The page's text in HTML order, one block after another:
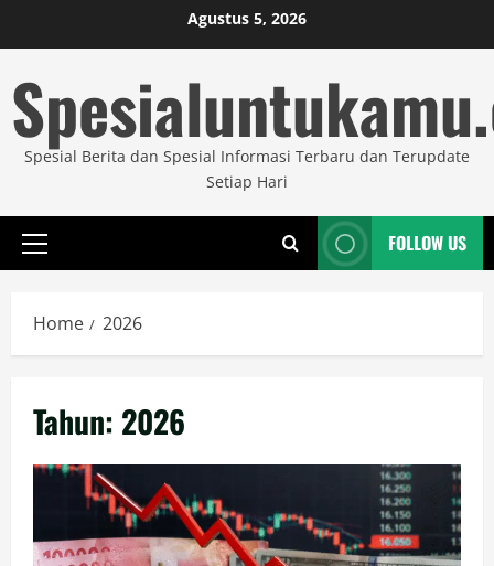
to
Agustus 5, 2026
Spesial Berita dan Spesial Informasi Terbaru dan Terupdate
Setiap Hari
Primary
FOLLOW US
Home 2026
Tahun: 2026